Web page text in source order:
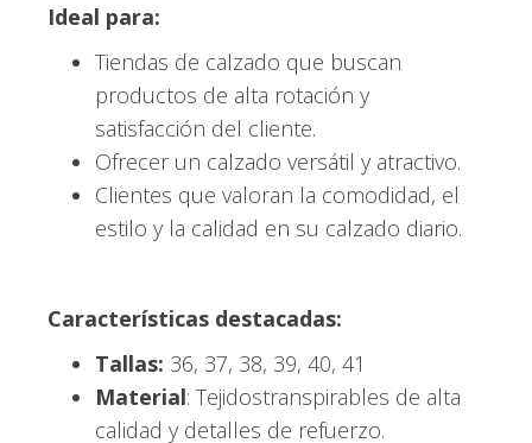
Ideal para:
Tiendas de calzado que buscan
productos de alta rotación y
satisfacción del cliente.
Ofrecer un calzado versátil y atractivo.
Clientes que valoran la comodidad, el
estilo y la calidad en su calzado diario.
Características destacadas:
Tallas: 36, 37, 38, 39, 40, 41
Material: Tejidostranspirables de alta
calidad y detalles de refuerzo.